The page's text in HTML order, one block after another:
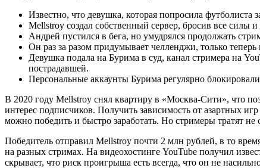
Известно, что девушка, которая попросила
Mellstroy создал собственный сервер, бросив все силы
Андрей пустился в бега, но умудрялся продолжать
Он раз за разом придумывает челленджи, только
Девушка подала на Бурима в суд, канал стримера на
пострадавшей.
Персональные аккаунты Бурима регулярно
В 2020 году Mellstroy снял квартиру в «Москва-Сити», что
интерес подписчиков. Получить зависимость от азартных
можно победить и быстро заработать. Но стримеры тратят
Победитель отправил Mellstroy почти 2 млн рублей, в то
на разных стримах. На видеохостинге YouTube получил
скрывает, что риск проигрыша есть всегда, что он не